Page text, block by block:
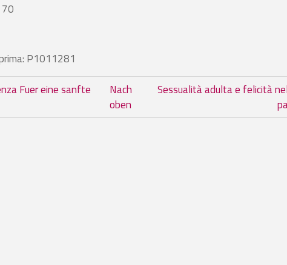
P1011281
im Buch Seminario di
Fuer eine sanfte
Nach
oben
Sessualità adulta e felicità